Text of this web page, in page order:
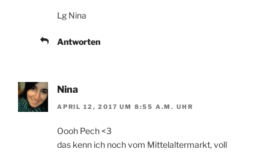
Lg Nina
Antworten
Nina
APRIL 12, 2017 UM 8:55 A.M. UHR
Oooh Pech <3
das kenn ich noch vom Mittelaltermarkt, voll